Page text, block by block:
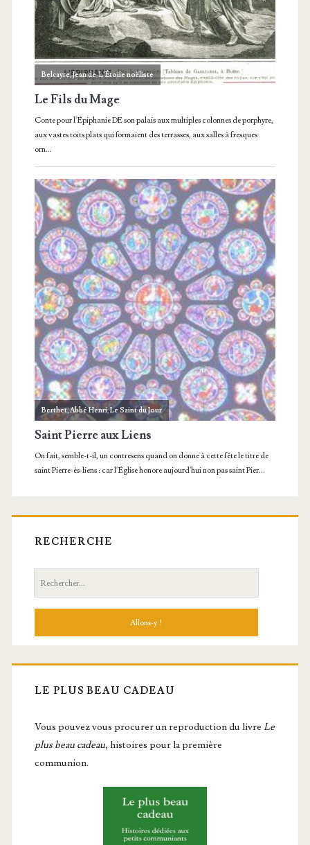
RECHERCHE
Recherche:
LE PLUS BEAU CADEAU
Vous pou­vez vous pro­cu­rer un repro­duc­tion du livre Le
plus beau cadeau, histoires pour la première
communion.